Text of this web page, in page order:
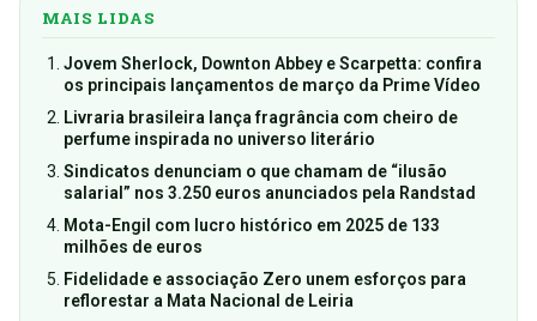
MAIS LIDAS
Jovem Sherlock, Downton Abbey e Scarpetta: confira
os principais lançamentos de março da Prime Vídeo
Livraria brasileira lança fragrância com cheiro de
perfume inspirada no universo literário
Sindicatos denunciam o que chamam de “ilusão
salarial” nos 3.250 euros anunciados pela Randstad
Mota-Engil com lucro histórico em 2025 de 133
milhões de euros
Fidelidade e associação Zero unem esforços para
reflorestar a Mata Nacional de Leiria